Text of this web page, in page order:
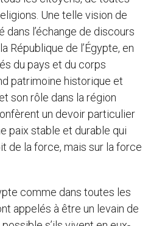
Une telle vision de
dans l’échange de discours
République de l’Égypte, en
du pays et du corps
patrimoine historique et
son rôle dans la région
un devoir particulier
paix stable et durable qui
de la force, mais sur la force
comme dans toutes les
appelés à être un levain de